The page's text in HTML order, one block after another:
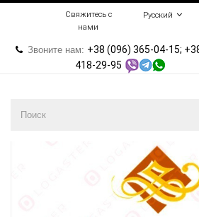
Русский
Свяжитесь с
нами
Звоните нам: +38 (096) 365-04-15;
418-29-95